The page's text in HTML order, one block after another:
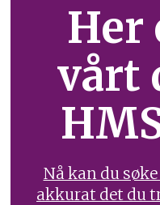
Her
vårt
Nå kan du
akkurat det du